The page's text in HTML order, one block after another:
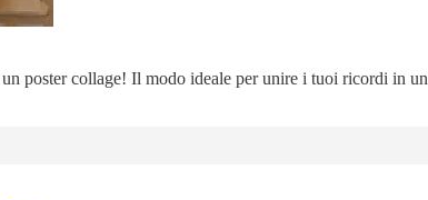
poster collage! Il modo ideale per unire i tuoi ricordi in